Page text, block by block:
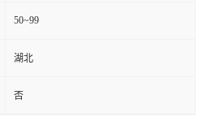
50~99
湖北
否